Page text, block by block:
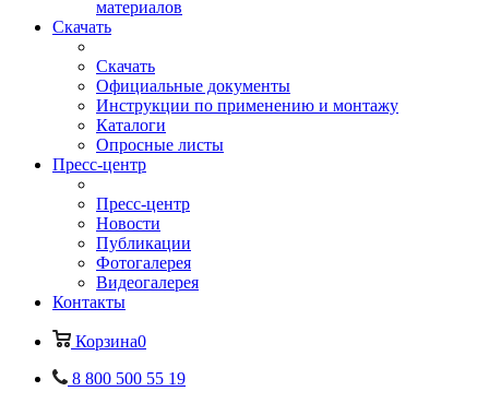
материалов
Скачать
Скачать
Официальные документы
Инструкции по применению и монтажу
Каталоги
Опросные листы
Пресс-центр
Пресс-центр
Новости
Публикации
Фотогалерея
Видеогалерея
Контакты
Корзина0
8 800 500 55 19